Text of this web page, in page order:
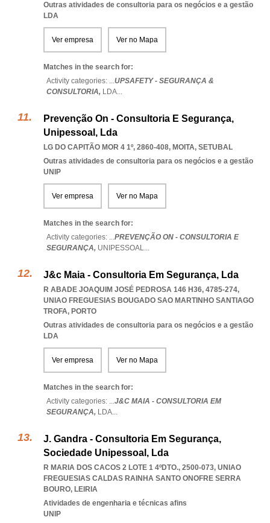
Outras atividades de consultoria para os negócios e a gestão
LDA
Ver empresa Ver no Mapa
Matches in the search for:
Activity categories: ...UPSAFETY - SEGURANÇA &
CONSULTORIA, LDA...
Prevenção On - Consultoria E Segurança,
Unipessoal, Lda
LG DO CAPITÃO MOR 4 1º, 2860-408, MOITA, SETUBAL
Outras atividades de consultoria para os negócios e a gestão
UNIP
Ver empresa Ver no Mapa
Matches in the search for:
Activity categories: ...PREVENÇÃO ON - CONSULTORIA E
SEGURANÇA, UNIPESSOAL...
J&c Maia - Consultoria Em Segurança, Lda
R ABADE JOAQUIM JOSÉ PEDROSA 146 H36, 4785-274,
UNIAO FREGUESIAS BOUGADO SAO MARTINHO SANTIAGO
TROFA, PORTO
Outras atividades de consultoria para os negócios e a gestão
LDA
Ver empresa Ver no Mapa
Matches in the search for:
Activity categories: ...J&C MAIA - CONSULTORIA EM
SEGURANÇA, LDA...
J. Gandra - Consultoria Em Segurança,
Sociedade Unipessoal, Lda
R MARIA DOS CACOS 2 LOTE 1 4ºDTO., 2500-073, UNIAO
FREGUESIAS CALDAS RAINHA SANTO ONOFRE SERRA
BOURO, LEIRIA
Atividades de engenharia e técnicas afins
UNIP